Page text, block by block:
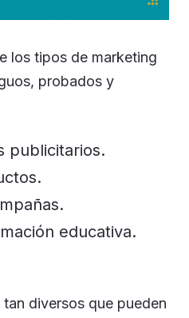
los tipos de marketing
probados y
publicitarios.
educativa.
diversos que pueden